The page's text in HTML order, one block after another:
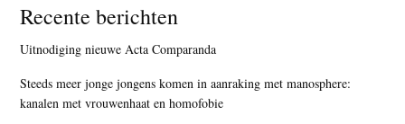
Recente berichten
Uitnodiging nieuwe Acta Comparanda
Steeds meer jonge jongens komen in aanraking met manosphere:
kanalen met vrouwenhaat en homofobie